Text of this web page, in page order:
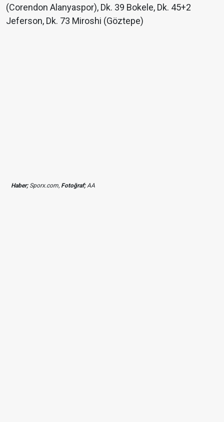
(Corendon Alanyaspor), Dk. 39 Bokele, Dk. 45+2
Jeferson, Dk. 73 Miroshi (Göztepe)
Haber;Sporx.com, Fotoğraf;AA